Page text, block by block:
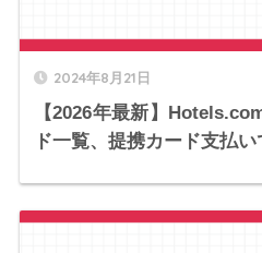
2024年8月21日
【2026年最新】
ド一覧、提携カード支払